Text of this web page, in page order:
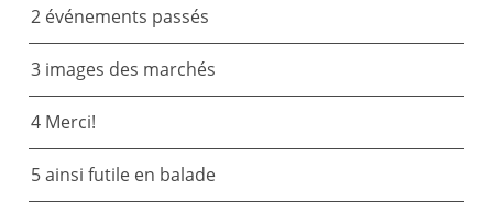
2 événements passés
3 images des marchés
4 Merci!
5 ainsi futile en balade